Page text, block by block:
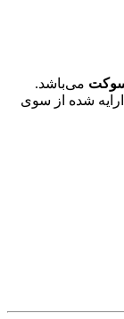
می‌باشد.
ارایه شده از سوی